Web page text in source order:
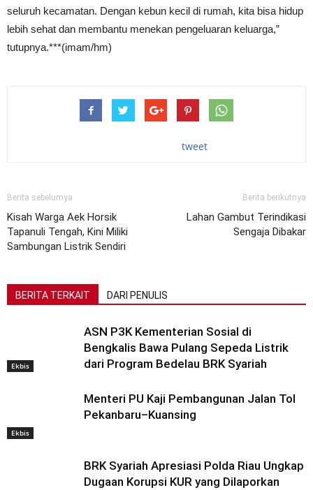
seluruh kecamatan. Dengan kebun kecil di rumah, kita bisa hidup
lebih sehat dan membantu menekan pengeluaran keluarga,”
tutupnya.***(imam/hm)
tweet
Berita sebelumya
Kisah Warga Aek Horsik
Tapanuli Tengah, Kini Miliki
Sambungan Listrik Sendiri
Berita berikutnya
Lahan Gambut Terindikasi
Sengaja Dibakar
BERITA TERKAIT DARI PENULIS
Ekbis
ASN P3K Kementerian Sosial di
Bengkalis Bawa Pulang Sepeda Listrik
dari Program Bedelau BRK Syariah
Ekbis
Menteri PU Kaji Pembangunan Jalan Tol
Pekanbaru–Kuansing
BRK Syariah Apresiasi Polda Riau Ungkap
Dugaan Korupsi KUR yang Dilaporkan